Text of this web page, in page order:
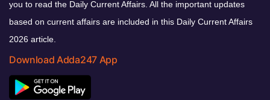
you to read the Daily Current Affairs. All the important updates
based on current affairs are included in this Daily Current Affairs
2026 article.
Download Adda247 App